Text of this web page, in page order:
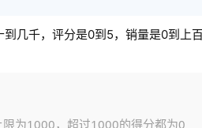
几千，评分是0到5，销量是0到上